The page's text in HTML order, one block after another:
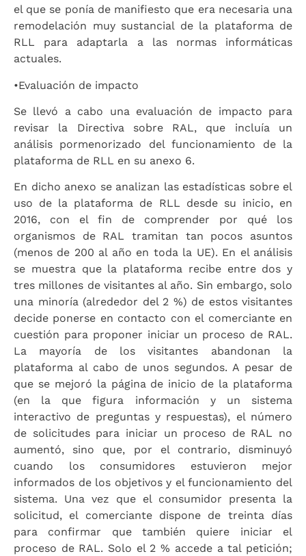
el que se ponía de manifiesto que era necesaria una
remodelación muy sustancial de la plataforma de
RLL para adaptarla a las normas informáticas
actuales.
•Evaluación de impacto
Se llevó a cabo una evaluación de impacto para
revisar la Directiva sobre RAL, que incluía un
análisis pormenorizado del funcionamiento de la
plataforma de RLL en su anexo 6.
En dicho anexo se analizan las estadísticas sobre el
uso de la plataforma de RLL desde su inicio, en
2016, con el fin de comprender por qué los
organismos de RAL tramitan tan pocos asuntos
(menos de 200 al año en toda la UE). En el análisis
se muestra que la plataforma recibe entre dos y
tres millones de visitantes al año. Sin embargo, solo
una minoría (alrededor del 2 %) de estos visitantes
decide ponerse en contacto con el comerciante en
cuestión para proponer iniciar un proceso de RAL.
La mayoría de los visitantes abandonan la
plataforma al cabo de unos segundos. A pesar de
que se mejoró la página de inicio de la plataforma
(en la que figura información y un sistema
interactivo de preguntas y respuestas), el número
de solicitudes para iniciar un proceso de RAL no
aumentó, sino que, por el contrario, disminuyó
cuando los consumidores estuvieron mejor
informados de los objetivos y el funcionamiento del
sistema. Una vez que el consumidor presenta la
solicitud, el comerciante dispone de treinta días
para confirmar que también quiere iniciar el
proceso de RAL. Solo el 2 % accede a tal petición;